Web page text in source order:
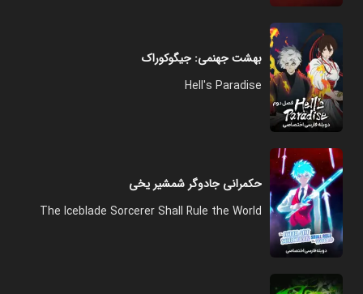
بهشت جهنمی: جیگوکوراک
Hell's Paradise
حکمرانی جادوگر شمشیر یخی
The Iceblade Sorcerer Shall Rule the World